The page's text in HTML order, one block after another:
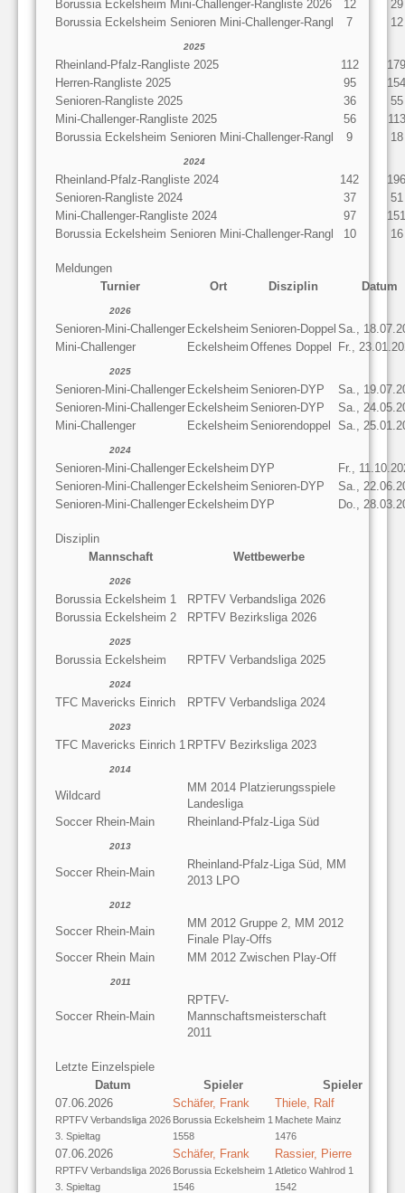
Borussia Eckelsheim Mini-Challenger-Rangliste 2026 12
29
Borussia Eckelsheim Senioren Mini-Challenger-Rangl
7 12
2025
Rheinland-Pfalz-Rangliste 2025 112
179
Herren-Rangliste 2025
95
154
Senioren-Rangliste 2025
36
55
Mini-Challenger-Rangliste 2025
56
113
Borussia Eckelsheim Senioren Mini-Challenger-Rangl
9 18
2024
Rheinland-Pfalz-Rangliste 2024 142
196
Senioren-Rangliste 2024
37
51
Mini-Challenger-Rangliste 2024
97
151
Borussia Eckelsheim Senioren Mini-Challenger-Rangl
10 16
Meldungen
Turnier
Ort Disziplin Datum
2026
Senioren-Mini-Challenger Eckelsheim Senioren-Doppel Sa.,
Mini-Challenger
Eckelsheim Offenes Doppel Fr.,
2025
Senioren-Mini-Challenger Eckelsheim Senioren-DYP
Sa.,
Senioren-Mini-Challenger Eckelsheim Senioren-DYP
Sa.,
Mini-Challenger
Eckelsheim Seniorendoppel Sa.,
2024
Senioren-Mini-Challenger Eckelsheim DYP
Fr.,
Senioren-Mini-Challenger Eckelsheim Senioren-DYP
Sa.,
Senioren-Mini-Challenger Eckelsheim DYP Do.,
Disziplin
Mannschaft
Wettbewerbe
2026
Borussia Eckelsheim 1
RPTFV Verbandsliga 2026
Borussia Eckelsheim 2
RPTFV Bezirksliga 2026
2025
Borussia Eckelsheim RPTFV Verbandsliga 2025
2024
TFC Mavericks Einrich RPTFV Verbandsliga 2024
2023
TFC Mavericks Einrich 1 RPTFV Bezirksliga 2023
2014
Wildcard
MM 2014 Platzierungsspiele
Landesliga
Soccer Rhein-Main
Rheinland-Pfalz-Liga Süd
2013
Soccer Rhein-Main
Rheinland-Pfalz-Liga Süd, MM
2013 LPO
2012
Soccer Rhein-Main
MM 2012 Gruppe 2, MM 2012
Finale Play-Offs
Soccer Rhein Main
MM 2012 Zwischen Play-Off
2011
Soccer Rhein-Main
RPTFV-
Mannschaftsmeisterschaft
2011
Letzte Einzelspiele
Datum
Spieler
Spieler
07.06.2026
RPTFV Verbandsliga 2026
3. Spieltag
Schäfer, Frank
Borussia Eckelsheim 1
1558
Thiele, Ralf
Machete Mainz
1476
07.06.2026
RPTFV Verbandsliga 2026
3. Spieltag
Schäfer, Frank
Borussia Eckelsheim 1
1546
Rassier, Pierre
Atletico Wahlrod 1
1542